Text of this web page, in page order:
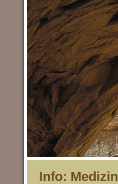
Info: